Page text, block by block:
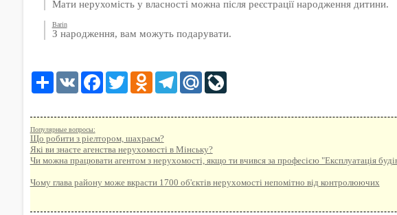
Мати нерухомість у власності можна після реєстрації народження дитини.
Barin
З народження, вам можуть подарувати.
Share VK Facebook
TwitterOdnoklassniki
TelegramMail.RuLiveJournal
Популярные вопросы:
Що робити з ріелтором, шахраєм?
Які ви знаєте агенства нерухомості в Мінську?
Чи можна працювати агентом з нерухомості, якщо ти вчився за професією "Експлуатація
Чому глава району може вкрасти 1700 об'єктів нерухомості непомітно від контролюючих